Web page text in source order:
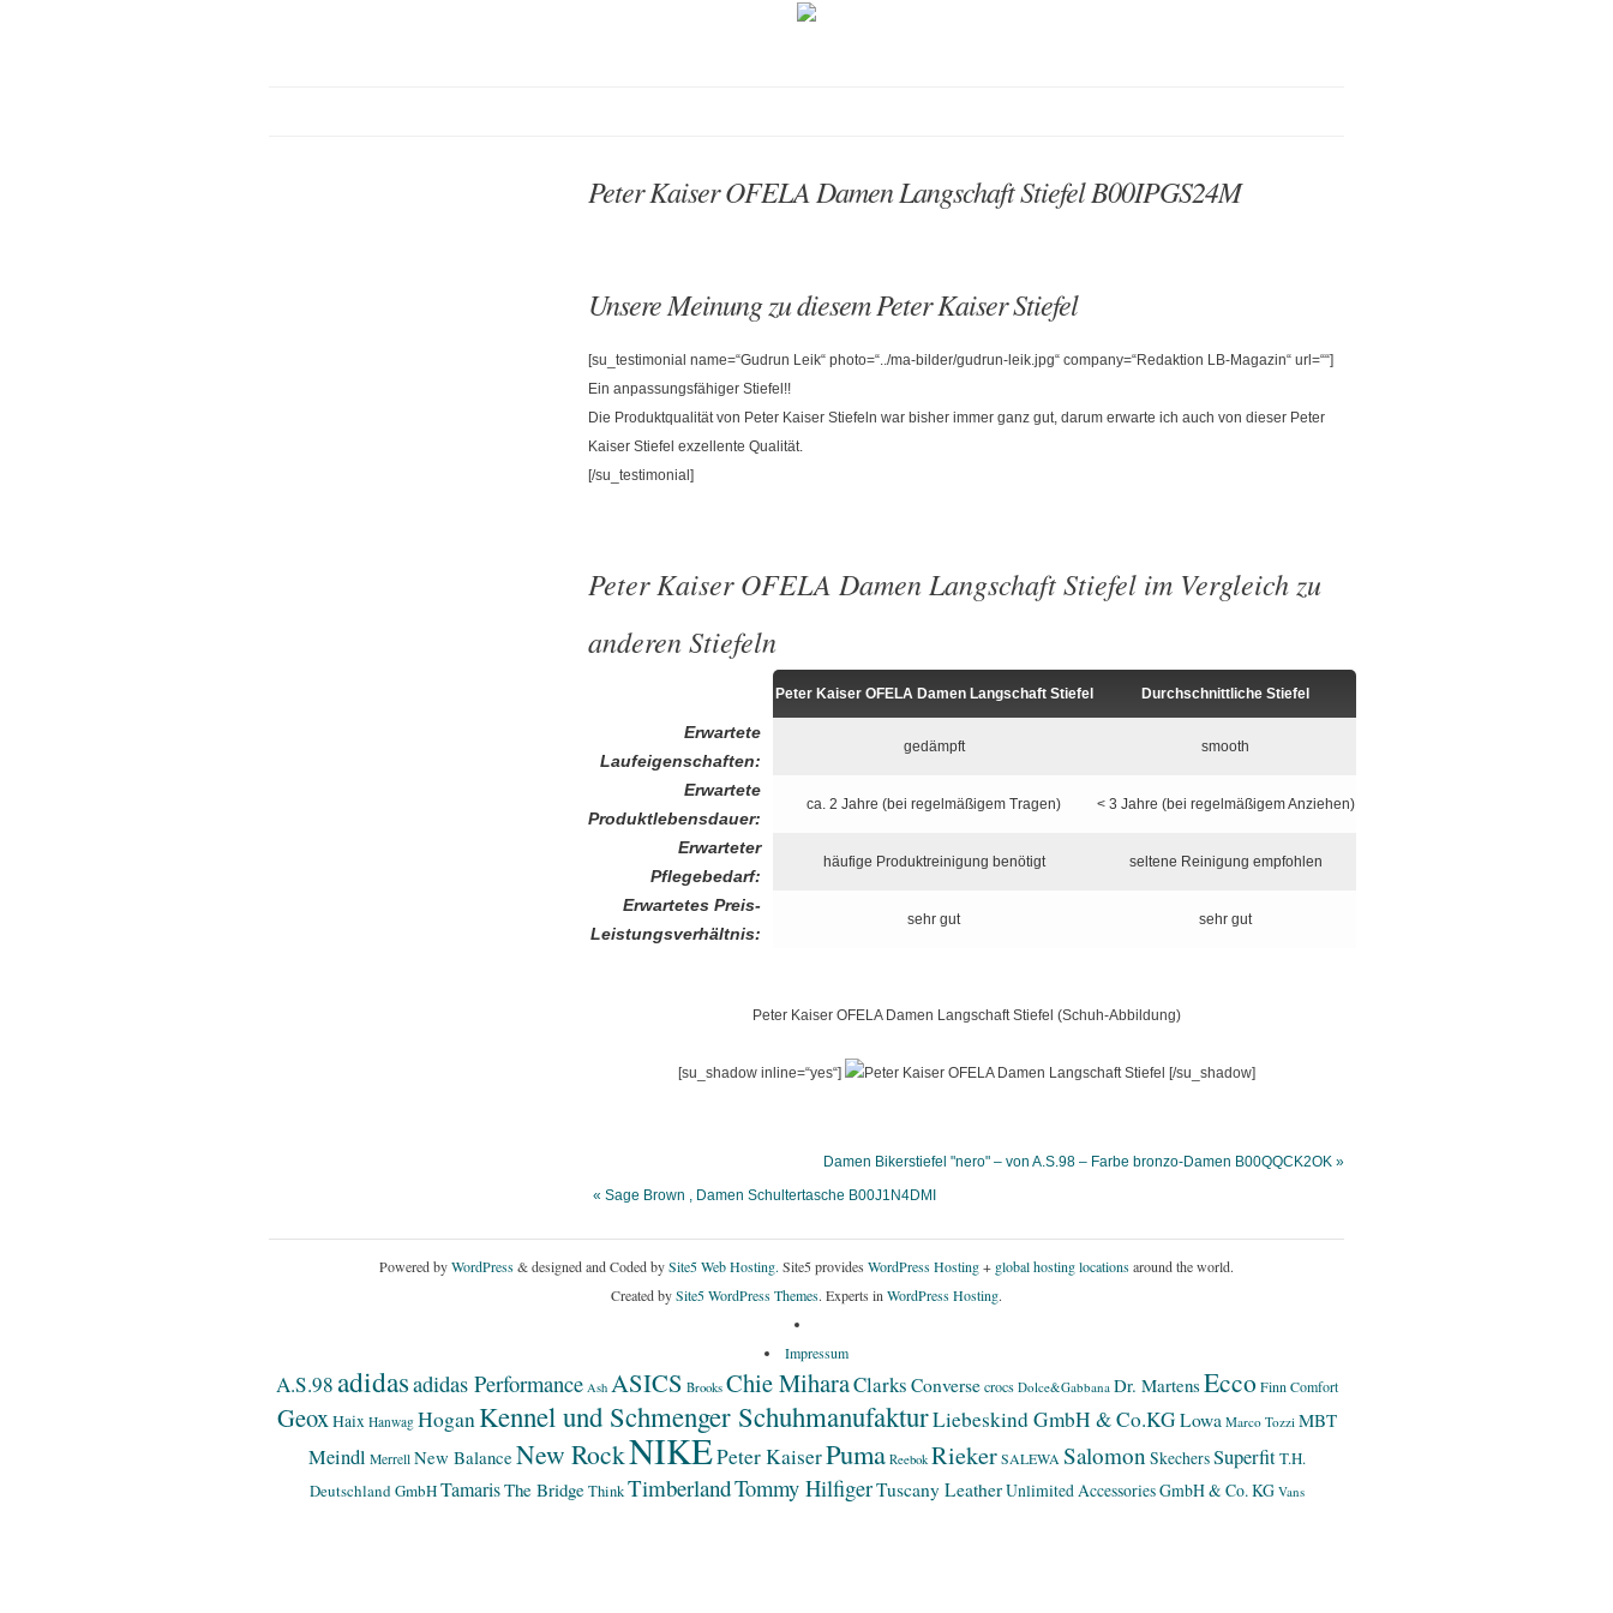
Peter Kaiser OFELA Damen Langschaft Stiefel B00IPGS24M
Unsere Meinung zu diesem Peter Kaiser Stiefel
[su_testimonial name=“Gudrun Leik“ photo=“../ma-bilder/gudrun-leik.jpg“ company=“Redaktion LB-Magazin“ url=““]
Ein anpassungsfähiger Stiefel!!
Die Produktqualität von Peter Kaiser Stiefeln war bisher immer ganz gut, darum erwarte ich auch von dieser Peter
Kaiser Stiefel exzellente Qualität.
[/su_testimonial]
Peter Kaiser OFELA Damen Langschaft Stiefel im Vergleich zu
anderen Stiefeln
Peter Kaiser OFELA Damen Langschaft Stiefel Durchschnittliche Stiefel
Erwartete
Laufeigenschaften:
gedämpft smooth
Erwartete
Produktlebensdauer:
ca. 2 Jahre (bei regelmäßigem Tragen) < 3 Jahre (bei regelmäßigem Anziehen)
Erwarteter
Pflegebedarf:
häufige Produktreinigung benötigt seltene Reinigung empfohlen
Erwartetes Preis-
Leistungsverhältnis:
sehr gut sehr gut
Peter Kaiser OFELA Damen Langschaft Stiefel (Schuh-Abbildung)
[su_shadow inline=“yes“] [/su_shadow]
Damen Bikerstiefel "nero" – von A.S.98 – Farbe bronzo-Damen B00QQCK2OK »
« Sage Brown , Damen Schultertasche B00J1N4DMI
Powered byWordPress& designed and Coded bySite5 Web Hosting. Site5 provides WordPress Hosting+ global hosting locationsaround the world.
Created bySite5 WordPress Themes. Experts in WordPress Hosting.
Impressum
A.S.98adidasadidas Performance Ash ASICS Brooks Chie MiharaClarks Converse crocs Dolce&Gabbana Dr. MartensEcco Finn Comfort
GeoxHaix Hanwag HoganKennel und Schmenger SchuhmanufakturLiebeskind GmbH & Co.KG Lowa Marco Tozzi MBT
Meindl Merrell New Balance New RockNIKEPeter KaiserPuma Reebok Rieker SALEWA Salomon SkechersSuperfitT.H.
Deutschland GmbHTamarisThe Bridge Think TimberlandTommy HilfigerTuscany LeatherUnlimited Accessories GmbH & Co. KG Vans